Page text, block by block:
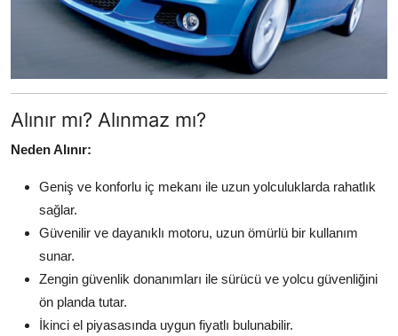
Alınır mı? Alınmaz mı?
Neden Alınır:
Geniş ve konforlu iç mekanı ile uzun yolculuklarda rahatlık
sağlar.
Güvenilir ve dayanıklı motoru, uzun ömürlü bir kullanım
sunar.
Zengin güvenlik donanımları ile sürücü ve yolcu güvenliğini
ön planda tutar.
İkinci el piyasasında uygun fiyatlı bulunabilir.